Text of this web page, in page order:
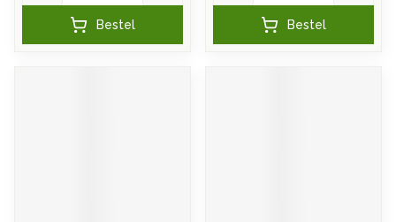
Bestel Bestel